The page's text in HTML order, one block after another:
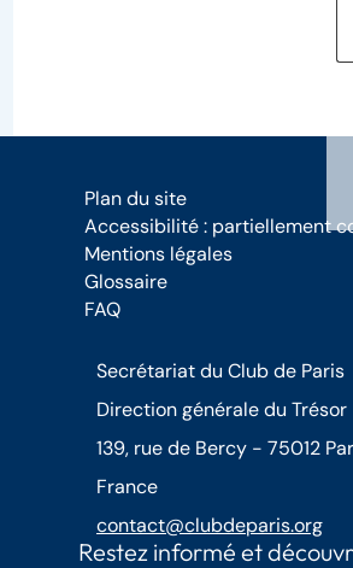
Plan du site
Accessibilité : partiellement
Mentions légales
Glossaire
FAQ
Secrétariat du Club de Paris
Direction générale du Trésor
139, rue de Bercy - 75012
France
contact@clubdeparis.org
Restez informé et